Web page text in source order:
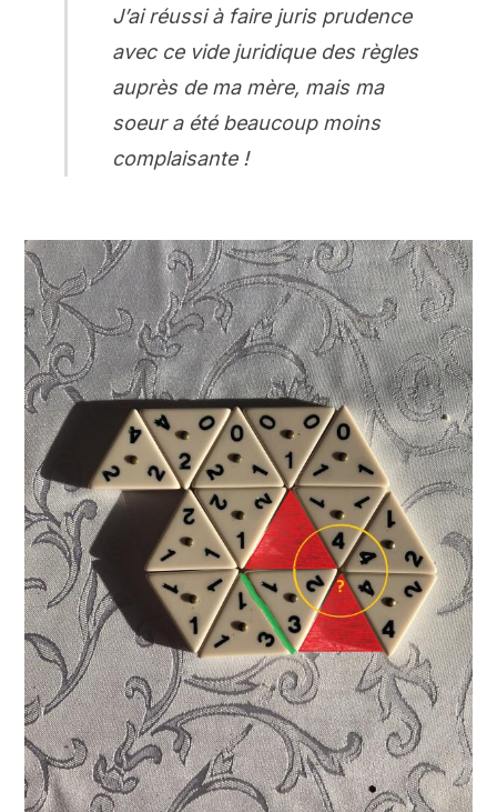
J’ai réussi à faire juris prudence
avec ce vide juridique des règles
auprès de ma mère, mais ma
soeur a été beaucoup moins
complaisante !